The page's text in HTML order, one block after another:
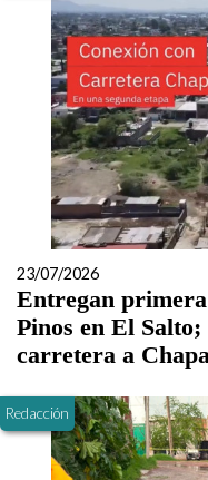
23/07/2026
Entregan
Pinos en El
carretera a
Redacción